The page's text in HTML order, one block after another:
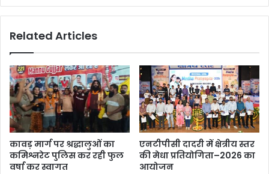
Related Articles
कावड़ मार्ग पर श्रद्धालुओं का
कमिश्नरेट पुलिस कर रही फुल
वर्षा कर स्वागत
एनटीपीसी दादरी में क्षेत्रीय स्तर
की मेधा प्रतियोगिता–2026 का
आयोजन